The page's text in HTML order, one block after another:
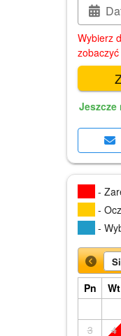
Wybierz
Jeszcze
-
-
-
Pn Wt
3
4